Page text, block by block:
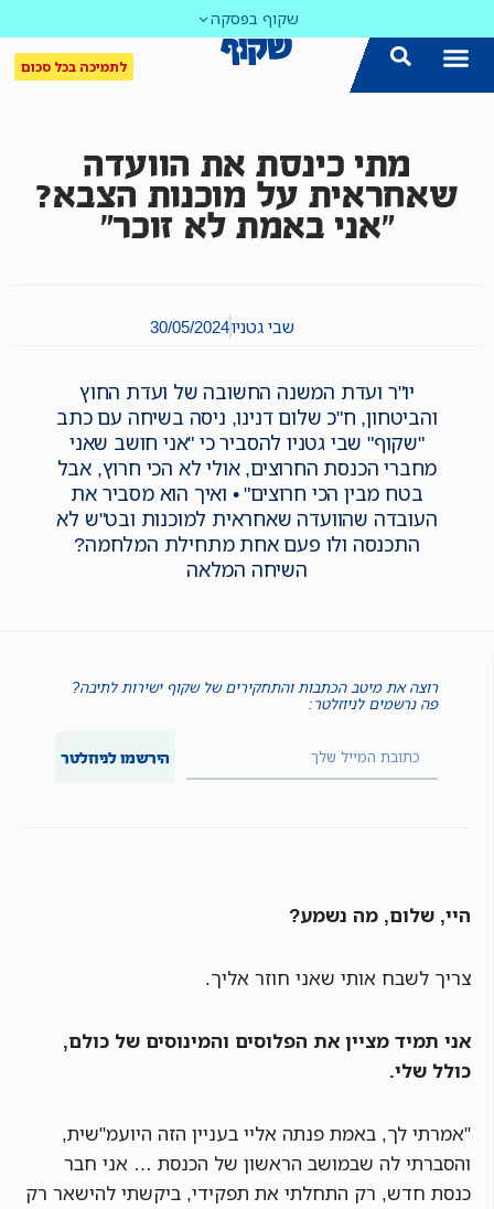
שקוף בפסקה
לתמיכה בכל סכום
מתי כינסת את הוועדה
שאחראית על מוכנות הצבא?
"אני באמת לא זוכר"
שבי גטניו30/05/2024
יו"ר ועדת המשנה החשובה של ועדת החוץ
והביטחון, ח"כ שלום דנינו, ניסה בשיחה עם כתב
"שקוף" שבי גטניו להסביר כי "אני חושב שאני
מחברי הכנסת החרוצים, אולי לא הכי חרוץ, אבל
בטח מבין הכי חרוצים" • ואיך הוא מסביר את
העובדה שהוועדה שאחראית למוכנות ובט"ש לא
התכנסה ולו פעם אחת מתחילת המלחמה?
השיחה המלאה
רוצה את מיטב הכתבות והתחקירים של שקוף ישירות לתיבה?
פה נרשמים לניוזלטר:
הירשמו לניוזלטר
היי, שלום, מה נשמע?
צריך לשבח אותי שאני חוזר אליך.
אני תמיד מציין את הפלוסים והמינוסים של כולם,
כולל שלי.
"אמרתי לך, באמת פנתה אליי בעניין הזה היועמ"שית,
והסברתי לה שבמושב הראשון של הכנסת … אני חבר
כנסת חדש, רק התחלתי את תפקידי, ביקשתי להישאר רק